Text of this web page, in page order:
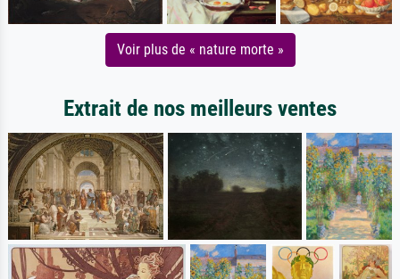
Voir plus de « nature morte »
Extrait de nos meilleurs ventes